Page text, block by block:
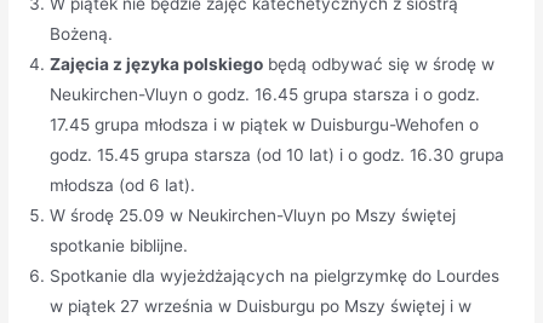
Bożeną.
Zajęcia z języka polskiego będą odbywać się w środę w
Neukirchen-Vluyn o godz. 16.45 grupa starsza i o godz.
17.45 grupa młodsza i w piątek w Duisburgu-Wehofen o
godz. 15.45 grupa starsza (od 10 lat) i o godz. 16.30 grupa
młodsza (od 6 lat).
W środę 25.09 w Neukirchen-Vluyn po Mszy świętej
spotkanie biblijne.
Spotkanie dla wyjeżdżających na pielgrzymkę do Lourdes
w piątek 27 września w Duisburgu po Mszy świętej i w